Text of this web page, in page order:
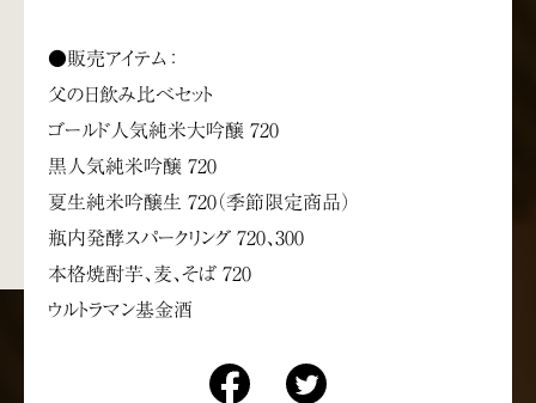
●販売アイテム ：
父の日飲み比べセット
ゴールド人気純米大吟醸 720
黒人気純米吟醸 720
夏生純米吟醸生 720（季節限定商品）
瓶内発酵スパークリング 720、300
本格焼酎芋、麦、そば 720
ウルトラマン基金酒